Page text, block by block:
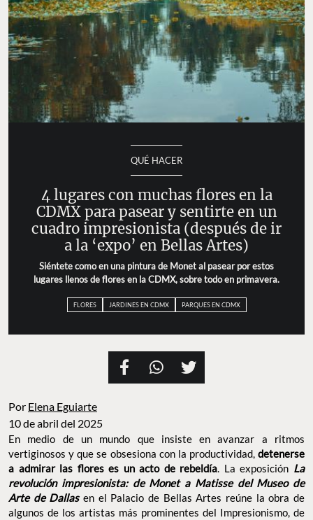
QUÉ HACER
4 lugares con muchas flores en la
CDMX para pasear y sentirte en un
cuadro impresionista (después de ir
a la ‘expo’ en Bellas Artes)
Siéntete como en una pintura de Monet al pasear por estos
lugares llenos de flores en la CDMX, sobre todo en primavera.
FLORES JARDINES EN CDMX PARQUES EN CDMX
Por Elena Eguiarte
10 de abril del 2025
En medio de un mundo que insiste en avanzar a ritmos
vertiginosos y que se obsesiona con la productividad, detenerse
a admirar las flores es un acto de rebeldía. La exposición La
revolución impresionista: de Monet a Matisse del Museo de
Arte de Dallasen el Palacio de Bellas Artes reúne la obra de
algunos de los artistas más prominentes del Impresionismo, de